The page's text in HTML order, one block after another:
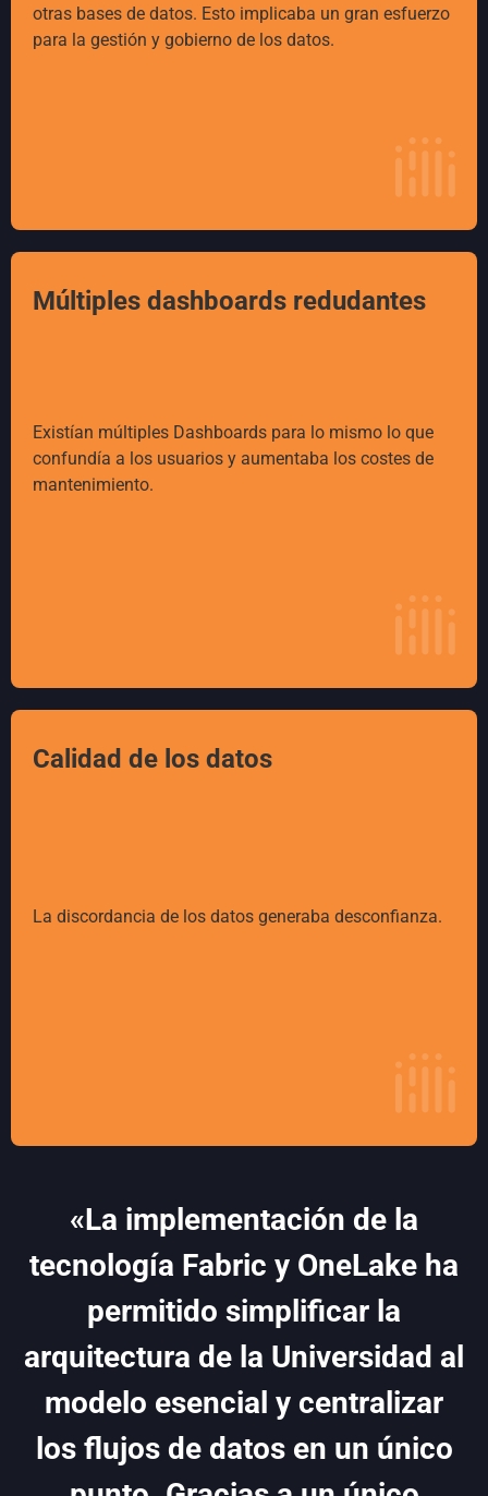
otras bases de datos. Esto implicaba un gran esfuerzo
para la gestión y gobierno de los datos.
Múltiples dashboards redudantes
Existían múltiples Dashboards para lo mismo lo que
confundía a los usuarios y aumentaba los costes de
mantenimiento.
Calidad de los datos
La discordancia de los datos generaba desconfianza.
«La implementación de la
tecnología Fabric y OneLake ha
permitido simplificar la
arquitectura de la Universidad al
modelo esencial y centralizar
los flujos de datos en un único